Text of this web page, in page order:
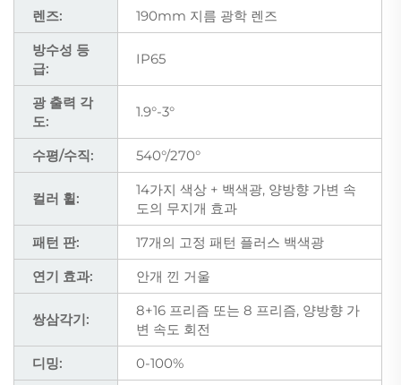
렌즈:
190mm 지름 광학 렌즈
방수성 등
급:
IP65
광 출력 각
도:
1.9°-3°
수평/수직: 540°/270°
컬러 휠:
14가지 색상 + 백색광, 양방향 가변 속
도의 무지개 효과
패턴 판:
17개의 고정 패턴 플러스 백색광
연기 효과:
안개 낀 거울
쌍삼각기:
8+16 프리즘 또는 8 프리즘, 양방향 가
변 속도 회전
디밍:
0-100%